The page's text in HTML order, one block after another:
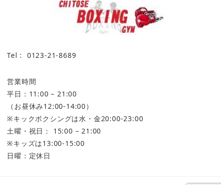
Tel : 0123-21-8689
営業時間
平日：11:00 – 21:00
（お昼休み12:00-14:00）
※キックボクシングは水・金20:00-23:00
土曜・祝日： 15:00 – 21:00
※キッズは13:00-15:00
日曜：定休日